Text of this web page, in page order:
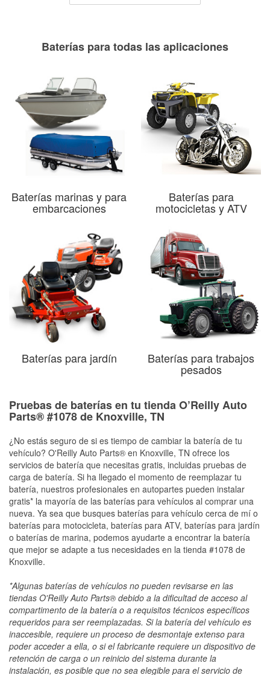
Baterías para todas las aplicaciones
Baterías marinas y para
embarcaciones
Baterías para
motocicletas y ATV
Baterías para jardín Baterías para trabajos
pesados
Pruebas de baterías en tu tienda O’Reilly Auto
Parts® #1078 de Knoxville, TN
¿No estás seguro de si es tiempo de cambiar la batería de tu
vehículo? O'Reilly Auto Parts® en Knoxville, TN ofrece los
servicios de batería que necesitas gratis, incluidas pruebas de
carga de batería. Si ha llegado el momento de reemplazar tu
batería, nuestros profesionales en autopartes pueden instalar
gratis* la mayoría de las baterías para vehículos al comprar una
nueva. Ya sea que busques baterías para vehículo cerca de mí o
baterías para motocicleta, baterías para ATV, baterías para jardín
o baterías de marina, podemos ayudarte a encontrar la batería
que mejor se adapte a tus necesidades en la tienda #1078 de
Knoxville.
*Algunas baterías de vehículos no pueden revisarse en las
tiendas O'Reilly Auto Parts® debido a la dificultad de acceso al
compartimento de la batería o a requisitos técnicos específicos
requeridos para ser reemplazadas. Si la batería del vehículo es
inaccesible, requiere un proceso de desmontaje extenso para
poder acceder a ella, o si el fabricante requiere un dispositivo de
retención de carga o un reinicio del sistema durante la
instalación, es posible que no sea elegible para el servicio de